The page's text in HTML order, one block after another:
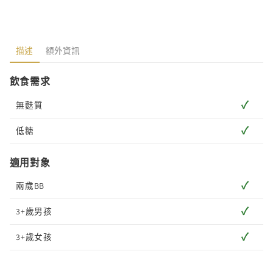
描述 額外資訊
飲食需求
無麩質 ✓
低糖 ✓
適用對象
兩歲BB ✓
3+歲男孩 ✓
3+歲女孩 ✓